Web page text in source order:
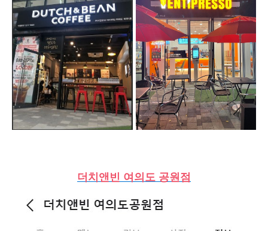
더치앤빈 여의도 공원점